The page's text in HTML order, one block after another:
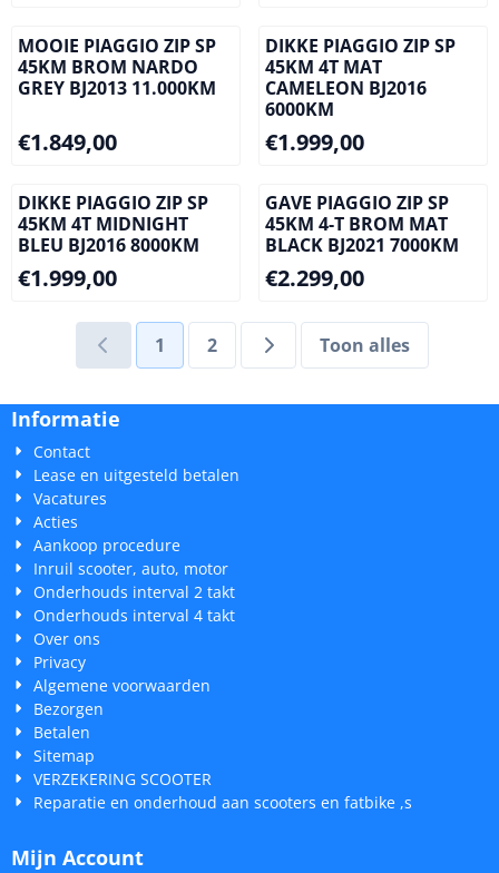
MOOIE PIAGGIO ZIP SP
45KM BROM NARDO
GREY BJ2013 11.000KM
Prijs: 1 849,00
€1.849,00
DIKKE PIAGGIO ZIP SP
45KM 4T MAT
CAMELEON BJ2016
6000KM
Prijs: 1 999,00
€1.999,00
DIKKE PIAGGIO ZIP SP
45KM 4T MIDNIGHT
BLEU BJ2016 8000KM
Prijs: 1 999,00
€1.999,00
GAVE PIAGGIO ZIP SP
45KM 4-T BROM MAT
BLACK BJ2021 7000KM
Prijs: 2 299,00
€2.299,00
1 2 Toon alles
Informatie
Contact
Lease en uitgesteld betalen
Vacatures
Acties
Aankoop procedure
Inruil scooter, auto, motor
Onderhouds interval 2 takt
Onderhouds interval 4 takt
Over ons
Privacy
Algemene voorwaarden
Bezorgen
Betalen
Sitemap
VERZEKERING SCOOTER
Reparatie en onderhoud aan scooters en fatbike ,s
Mijn Account